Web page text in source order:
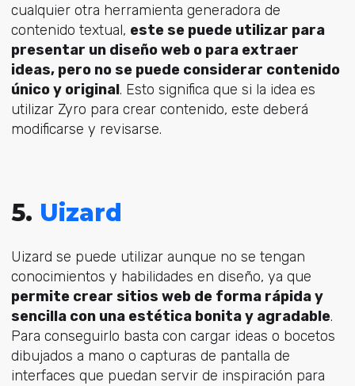
cualquier otra herramienta generadora de
contenido textual, este se puede utilizar para
presentar un diseño web o para extraer
ideas, pero no se puede considerar contenido
único y original. Esto significa que si la idea es
utilizar Zyro para crear contenido, este deberá
modificarse y revisarse.
5. Uizard
Uizard se puede utilizar aunque no se tengan
conocimientos y habilidades en diseño, ya que
permite crear sitios web de forma rápida y
sencilla con una estética bonita y agradable.
Para conseguirlo basta con cargar ideas o bocetos
dibujados a mano o capturas de pantalla de
interfaces que puedan servir de inspiración para